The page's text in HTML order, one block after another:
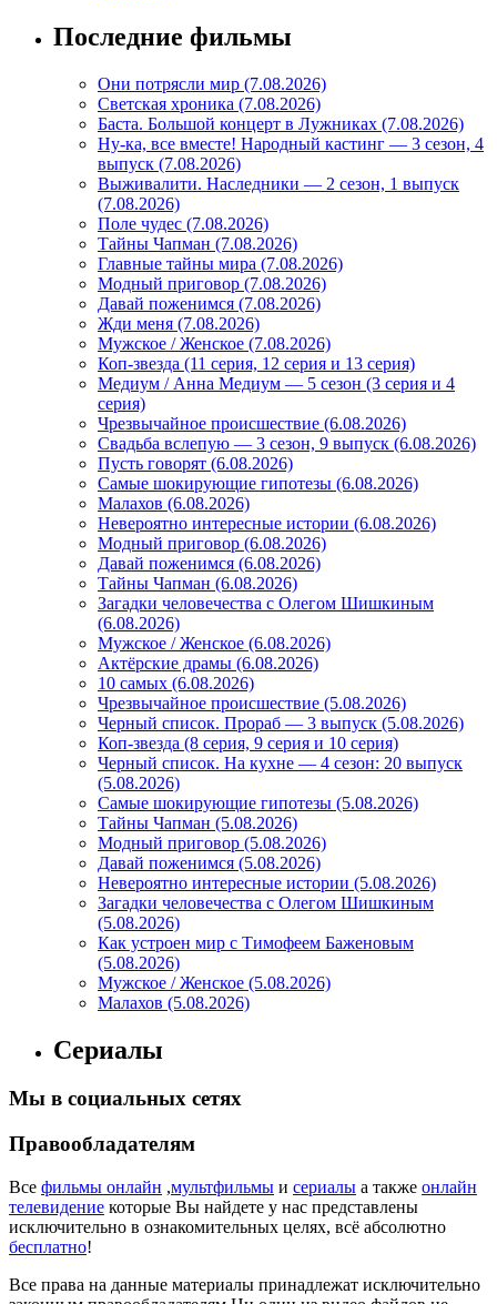
Последние фильмы
Они потрясли мир (7.08.2026)
Светская хроника (7.08.2026)
Баста. Большой концерт в Лужниках (7.08.2026)
Ну-ка, все вместе! Народный кастинг — 3 сезон, 4
выпуск (7.08.2026)
Выживалити. Наследники — 2 сезон, 1 выпуск
(7.08.2026)
Поле чудес (7.08.2026)
Тайны Чапман (7.08.2026)
Главные тайны мира (7.08.2026)
Модный приговор (7.08.2026)
Давай поженимся (7.08.2026)
Жди меня (7.08.2026)
Мужское / Женское (7.08.2026)
Коп-звезда (11 серия, 12 серия и 13 серия)
Медиум / Анна Медиум — 5 сезон (3 серия и 4
серия)
Чрезвычайное происшествие (6.08.2026)
Свадьба вслепую — 3 сезон, 9 выпуск (6.08.2026)
Пусть говорят (6.08.2026)
Самые шокирующие гипотезы (6.08.2026)
Малахов (6.08.2026)
Невероятно интересные истории (6.08.2026)
Модный приговор (6.08.2026)
Давай поженимся (6.08.2026)
Тайны Чапман (6.08.2026)
Загадки человечества с Олегом Шишкиным
(6.08.2026)
Мужское / Женское (6.08.2026)
Актёрские драмы (6.08.2026)
10 самых (6.08.2026)
Чрезвычайное происшествие (5.08.2026)
Черный список. Прораб — 3 выпуск (5.08.2026)
Коп-звезда (8 серия, 9 серия и 10 серия)
Черный список. На кухне — 4 сезон: 20 выпуск
(5.08.2026)
Самые шокирующие гипотезы (5.08.2026)
Тайны Чапман (5.08.2026)
Модный приговор (5.08.2026)
Давай поженимся (5.08.2026)
Невероятно интересные истории (5.08.2026)
Загадки человечества с Олегом Шишкиным
(5.08.2026)
Как устроен мир с Тимофеем Баженовым
(5.08.2026)
Мужское / Женское (5.08.2026)
Малахов (5.08.2026)
Сериалы
Мы в социальных сетях
Правообладателям
Все фильмы онлайн ,мультфильмы и сериалы а также онлайн
телевидение которые Вы найдете у нас представлены
исключительно в ознакомительных целях, всё абсолютно
бесплатно!
Все права на данные материалы принадлежат исключительно